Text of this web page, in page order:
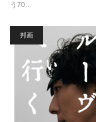
う70…
邦画